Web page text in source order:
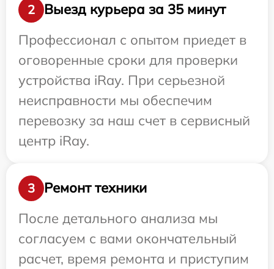
2
Выезд курьера за 35 минут
Профессионал с опытом приедет в
оговоренные сроки для проверки
устройства iRay. При серьезной
неисправности мы обеспечим
перевозку за наш счет в сервисный
центр iRay.
3
Ремонт техники
После детального анализа мы
согласуем с вами окончательный
расчет, время ремонта и приступим